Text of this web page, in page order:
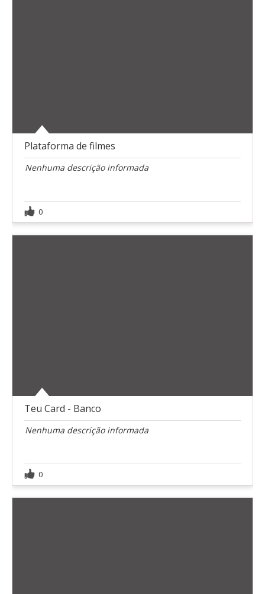
Plataforma de filmes
Nenhuma descrição informada
0
Teu Card - Banco
Nenhuma descrição informada
0